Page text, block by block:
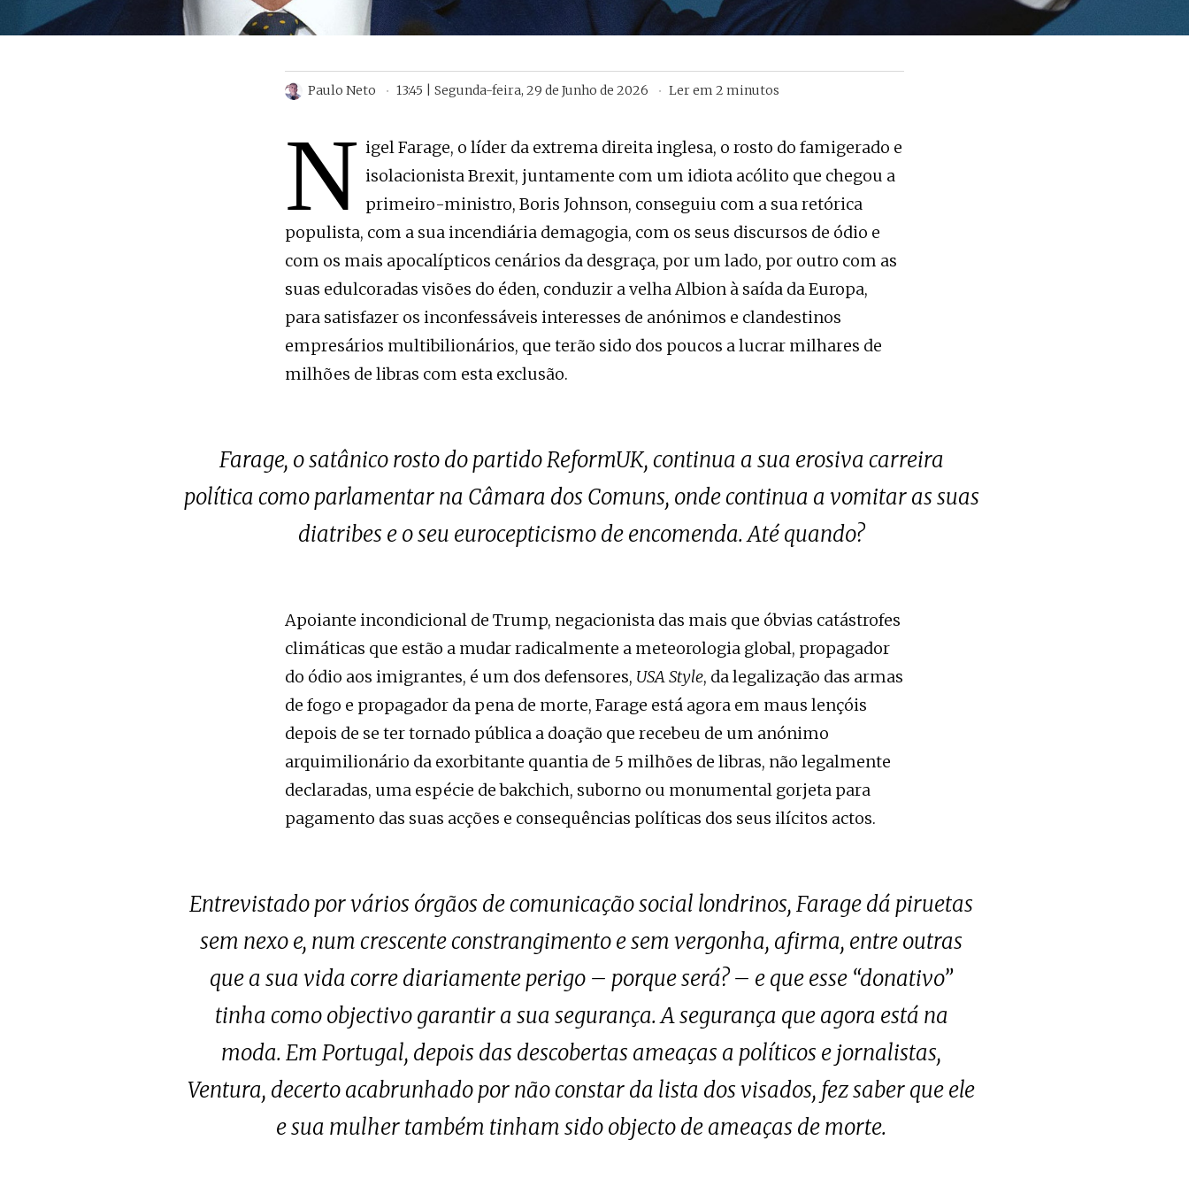
Paulo Neto 13:45 | Segunda-feira, 29 de Junho de 2026 Ler em 2 minutos
N igel Farage, o líder da extrema direita inglesa, o rosto do famigerado e
isolacionista Brexit, juntamente com um idiota acólito que chegou a
primeiro-ministro, Boris Johnson, conseguiu com a sua retórica
populista, com a sua incendiária demagogia, com os seus discursos de ódio e
com os mais apocalípticos cenários da desgraça, por um lado, por outro com as
suas edulcoradas visões do éden, conduzir a velha Albion à saída da Europa,
para satisfazer os inconfessáveis interesses de anónimos e clandestinos
empresários multibilionários, que terão sido dos poucos a lucrar milhares de
milhões de libras com esta exclusão.
Farage, o satânico rosto do partido ReformUK, continua a sua erosiva carreira
política como parlamentar na Câmara dos Comuns, onde continua a vomitar as suas
diatribes e o seu eurocepticismo de encomenda. Até quando?
Apoiante incondicional de Trump, negacionista das mais que óbvias catástrofes
climáticas que estão a mudar radicalmente a meteorologia global, propagador
do ódio aos imigrantes, é um dos defensores, USA Style, da legalização das armas
de fogo e propagador da pena de morte, Farage está agora em maus lençóis
depois de se ter tornado pública a doação que recebeu de um anónimo
arquimilionário da exorbitante quantia de 5 milhões de libras, não legalmente
declaradas, uma espécie de bakchich, suborno ou monumental gorjeta para
pagamento das suas acções e consequências políticas dos seus ilícitos actos.
Entrevistado por vários órgãos de comunicação social londrinos, Farage dá piruetas
sem nexo e, num crescente constrangimento e sem vergonha, afirma, entre outras
que a sua vida corre diariamente perigo – porque será? – e que esse “donativo”
tinha como objectivo garantir a sua segurança. A segurança que agora está na
moda. Em Portugal, depois das descobertas ameaças a políticos e jornalistas,
Ventura, decerto acabrunhado por não constar da lista dos visados, fez saber que ele
e sua mulher também tinham sido objecto de ameaças de morte.